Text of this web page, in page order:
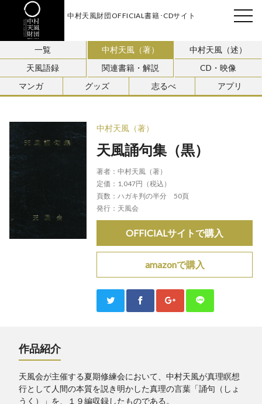
中村天風財団OFFICIAL書籍･CDサイト
一覧 中村天風（著）
中村天風（述）
天風語録
関連書籍・解説
CD・映像
マンガ
グッズ 志るべ アプリ
中村天風（著）
天風誦句集（黒）
著者： 中村天風（著）
定価： 1,047円（税込）
頁数： ハガキ判の半分 50頁
発行： 天風会
OFFICIALサイトで購入
amazonで購入
作品紹介
天風会が主催する夏期修練会において、中村天風が真理瞑想
行として人間の本質を説き明かした真理の言葉「誦句（しょ
うく）」を、１９編収録したものである。